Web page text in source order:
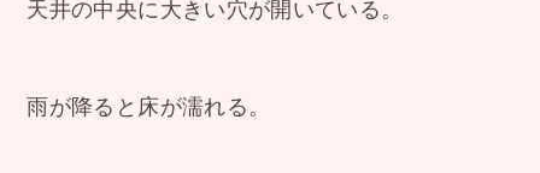
天井の中央に大きい穴が開いている。
雨が降ると床が濡れる。